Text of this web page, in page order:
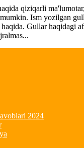
qiziqarli
Ism yozilgan
Gullar haqidagi
2024